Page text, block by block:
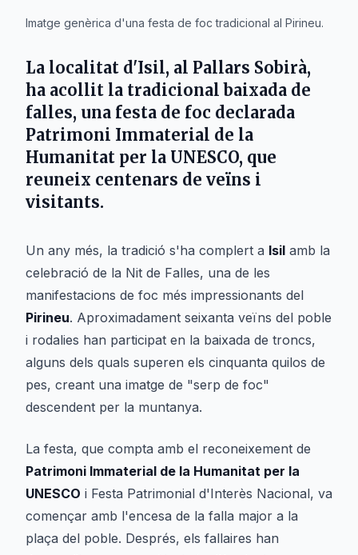
Imatge genèrica d'una festa de foc tradicional al Pirineu.
La localitat d'Isil, al Pallars Sobirà,
ha acollit la tradicional baixada de
falles, una festa de foc declarada
Patrimoni Immaterial de la
Humanitat per la UNESCO, que
reuneix centenars de veïns i
visitants.
Un any més, la tradició s'ha complert a Isil amb la
celebració de la Nit de Falles, una de les
manifestacions de foc més impressionants del
Pirineu. Aproximadament seixanta veïns del poble
i rodalies han participat en la baixada de troncs,
alguns dels quals superen els cinquanta quilos de
pes, creant una imatge de "serp de foc"
descendent per la muntanya.
La festa, que compta amb el reconeixement de
Patrimoni Immaterial de la Humanitat per la
UNESCO i Festa Patrimonial d'Interès Nacional, va
començar amb l'encesa de la falla major a la
plaça del poble. Després, els fallaires han